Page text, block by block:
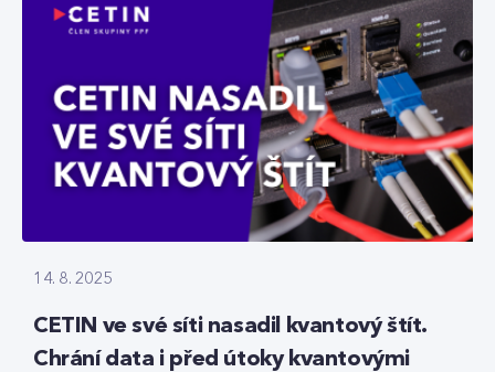
14. 8. 2025
CETIN ve své síti nasadil kvantový štít.
Chrání data i před útoky kvantovými